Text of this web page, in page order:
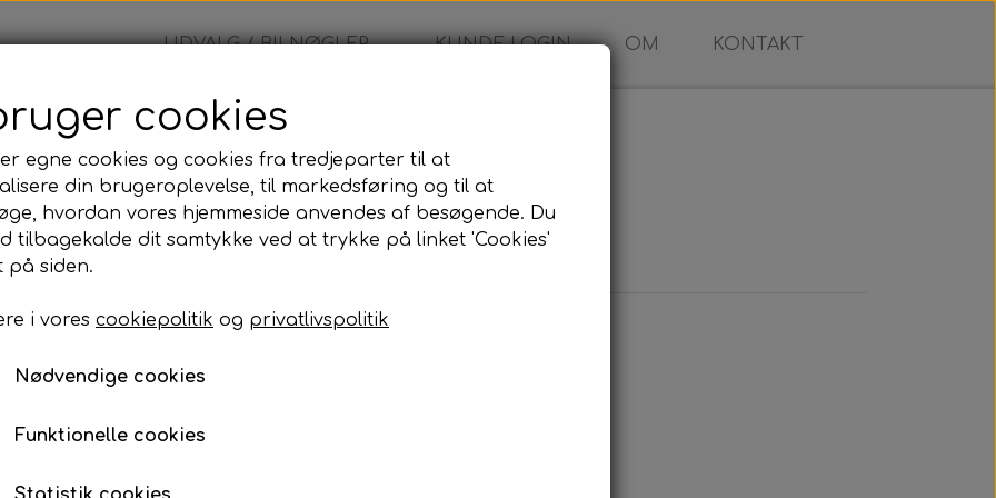
UDVALG / BILNØGLER KUNDE LOGIN OM KONTAKT
- Nøglehus
Skoda - Nøglehus
140,00 kr.
Skoda - Fjernbetjeninghus
Lagerstatus:100 på lager
cookies
egne cookies og cookies fra tredjeparter til at
din brugeroplevelse, til markedsføring og til at
hvordan vores hjemmeside anvendes af besøgende. Du
tilbagekalde dit samtykke ved at trykke på linket 'Cookies'
på siden.
i vores cookiepolitik og privatlivspolitik
Nødvendige cookies
Funktionelle cookies